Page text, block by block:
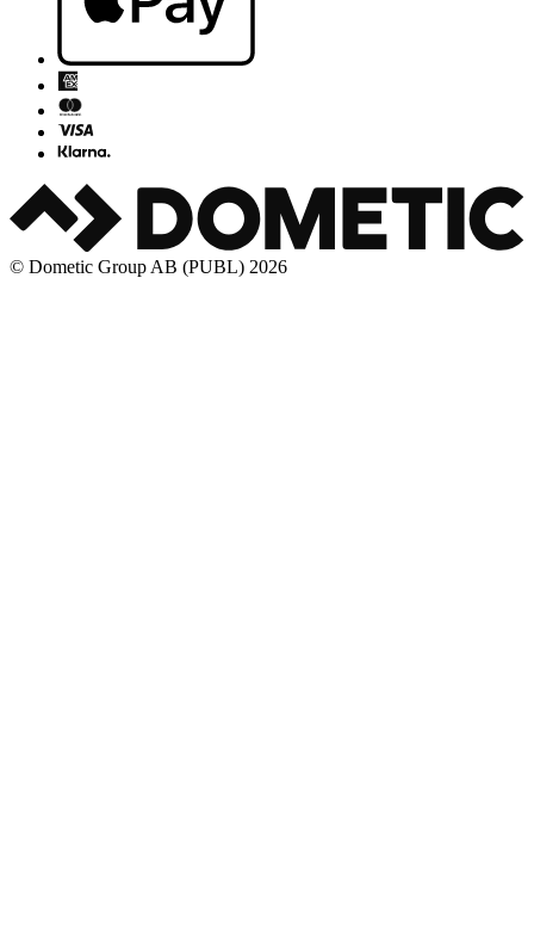
© Dometic Group AB (PUBL) 2026